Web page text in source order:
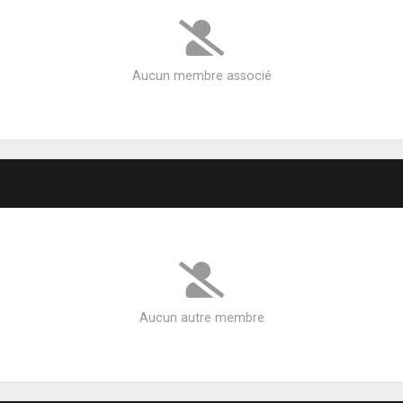
Aucun membre associé
Aucun autre membre